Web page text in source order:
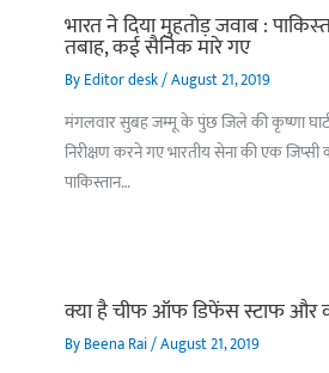
भारत ने दिया मुहतोड़ जवाब :
तबाह, कई सैनिक मारे गए
ByEditor desk/August 21, 2019
मंगलवार सुबह जम्मू के पुंछ जिले की कृष्णा
निरीक्षण करने गए भारतीय सेना की एक जिप्सी
पाकिस्तान…
क्या है चीफ ऑफ डिफेंस स्टाफ और
ByBeena Rai/August 21, 2019